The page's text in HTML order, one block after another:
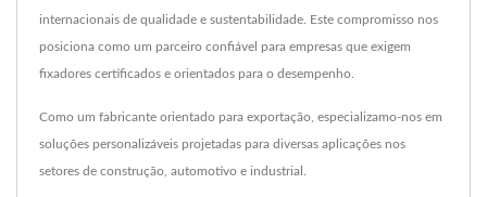
internacionais de qualidade e sustentabilidade. Este compromisso nos
posiciona como um parceiro confiável para empresas que exigem
fixadores certificados e orientados para o desempenho.
Como um fabricante orientado para exportação, especializamo-nos em
soluções personalizáveis projetadas para diversas aplicações nos
setores de construção, automotivo e industrial.